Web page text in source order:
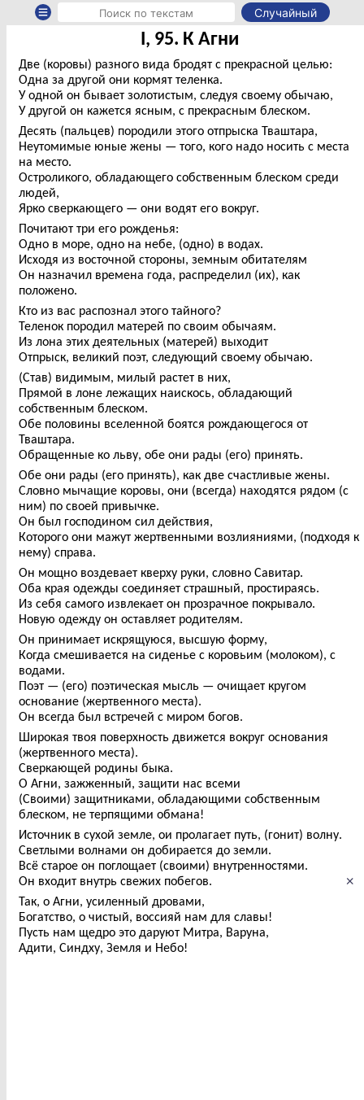
Случайный
×
I, 95. К Агни
Две (коровы) разного вида бродят с прекрасной целью:
Одна за другой они кормят теленка.
У одной он бывает золотистым, следуя своему обычаю,
У другой он кажется ясным, с прекрасным блеском.
Десять (пальцев) породили этого отпрыска Тваштара,
Неутомимые юные жены — того, кого надо носить с места
на место.
Остроликого, обладающего собственным блеском среди
людей,
Ярко сверкающего — они водят его вокруг.
Почитают три его рожденья:
Одно в море, одно на небе, (одно) в водах.
Исходя из восточной стороны, земным обитателям
Он назначил времена года, распределил (их), как
положено.
Кто из вас распознал этого тайного?
Теленок породил матерей по своим обычаям.
Из лона этих деятельных (матерей) выходит
Отпрыск, великий поэт, следующий своему обычаю.
(Став) видимым, милый растет в них,
Прямой в лоне лежащих наискось, обладающий
собственным блеском.
Обе половины вселенной боятся рождающегося от
Тваштара.
Обращенные ко льву, обе они рады (его) принять.
Обе они рады (его принять), как две счастливые жены.
Словно мычащие коровы, они (всегда) находятся рядом (с
ним) по своей привычке.
Он был господином сил действия,
Которого они мажут жертвенными возлияниями, (подходя к
нему) справа.
Он мощно воздевает кверху руки, словно Савитар.
Оба края одежды соединяет страшный, простираясь.
Из себя самого извлекает он прозрачное покрывало.
Новую одежду он оставляет родителям.
Он принимает искрящуюся, высшую форму,
Когда смешивается на сиденье с коровьим (молоком), с
водами.
Поэт — (его) поэтическая мысль — очищает кругом
основание (жертвенного места).
Он всегда был встречей с миром богов.
Широкая твоя поверхность движется вокруг основания
(жертвенного места).
Сверкающей родины быка.
О Агни, зажженный, защити нас всеми
(Своими) защитниками, обладающими собственным
блеском, не терпящими обмана!
Источник в сухой земле, ои пролагает путь, (гонит) волну.
Светлыми волнами он добирается до земли.
Всё старое он поглощает (своими) внутренностями.
Он входит внутрь свежих побегов.
Так, о Агни, усиленный дровами,
Богатство, о чистый, воссияй нам для славы!
Пусть нам щедро это даруют Митра, Варуна,
Адити, Синдху, Земля и Небо!